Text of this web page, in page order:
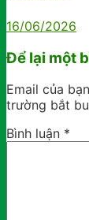
16/06/2026
Để lại một
Email của
trường bắt
Bình luận *